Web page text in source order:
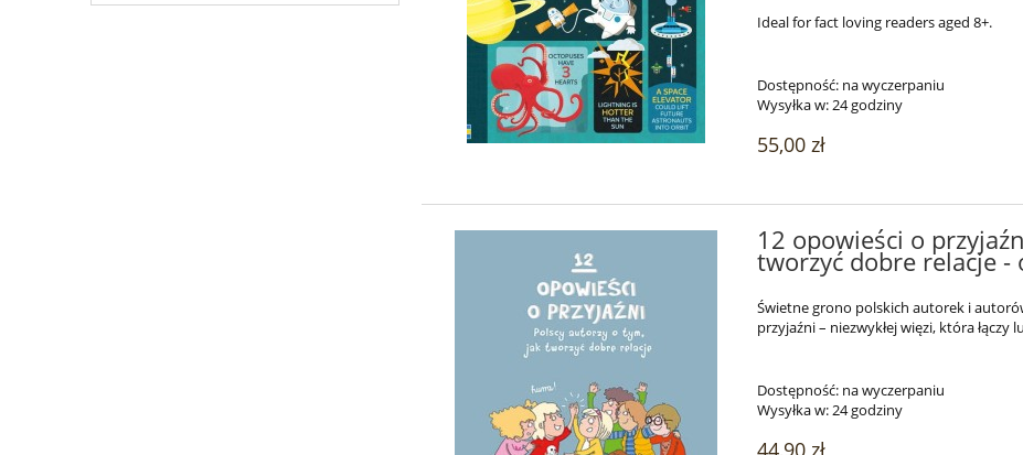
Ideal for fact loving readers aged 8+.
Dostępność: na wyczerpaniu
Wysyłka w:24 godziny
55,00 zł
12 opowieści o
tworzyć dobre relacje
Świetne grono polskich autorek i
przyjaźni – niezwykłej więzi, która
Dostępność: na wyczerpaniu
Wysyłka w:24 godziny
44,90 zł